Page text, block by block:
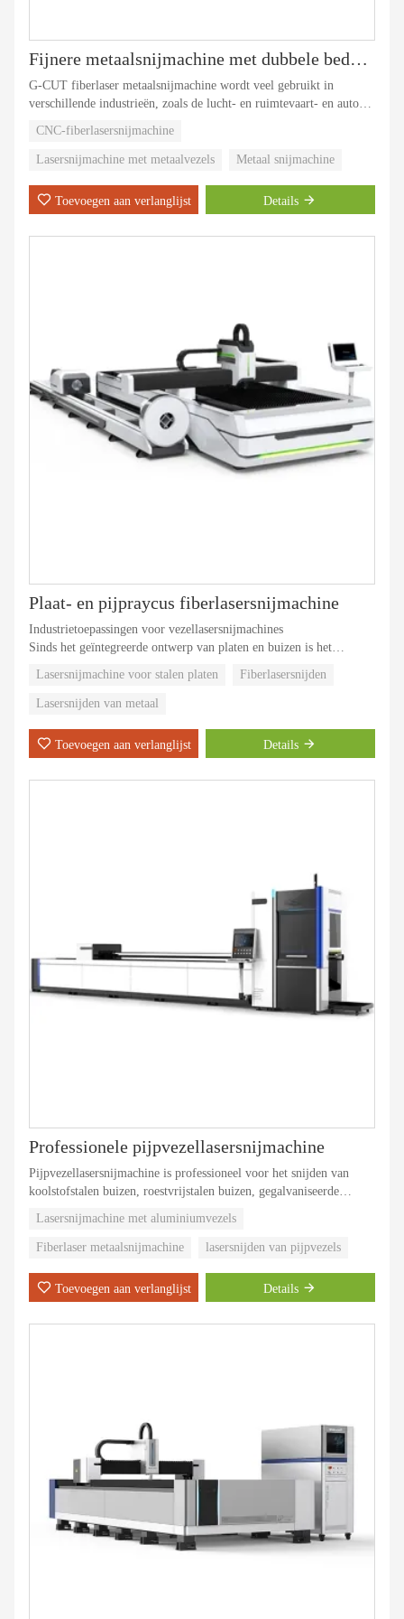
Fijnere metaalsnijmachine met dubbele bedden
G-CUT fiberlaser metaalsnijmachine wordt veel gebruikt in
verschillende industrieën, zoals de lucht- en ruimtevaart- en auto-
keukengerei, technische machines, staal en ijzer, auto's, metalen
plaatchassis, productie van airconditioning , snijden van metalen
We kunnen elke maand 500 sets fiberlasersnijmachines produceren.
CNC-fiberlasersnijmachine
Lasersnijmachine met metaalvezels Metaal snijmachine
Toevoegen aan verlanglijst Details
Plaat- en pijpraycus fiberlasersnijmachine
Industrietoepassingen voor vezellasersnijmachines
Sinds het geïntegreerde ontwerp van platen en buizen is het
vezellasersnijmachine aanzienlijk verbeterd, inclusief aardolie- en
pijpmateriaal, fitnessapparatuur en ander pijpmateriaal,
machinekast en andere plaatmaterialen, voornamelijk mechanische
verwerking. , enz.
Lasersnijmachine voor stalen platen Fiberlasersnijden
Lasersnijden van metaal
Toevoegen aan verlanglijst Details
Professionele pijpvezellasersnijmachine
Pijpvezellasersnijmachine is professioneel voor het snijden van
koolstofstalen buizen, roestvrijstalen buizen, gegalvaniseerde
aan dunne metalen materialen.
De verkoop van metaalsnijmachines op de Chinese markt en op de
Lasersnijmachine met aluminiumvezels
Fiberlaser metaalsnijmachine lasersnijden van pijpvezels
Toevoegen aan verlanglijst Details